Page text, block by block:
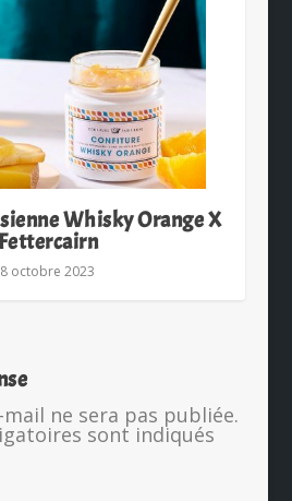
Whisky Orange X
Fettercairn
8 octobre 2023
ne sera pas publiée.
sont indiqués